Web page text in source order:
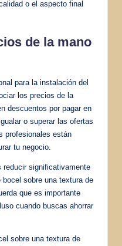
o el aspecto final
de la mano
para la instalación del
los precios de la
descuentos por pagar en
o superar las ofertas
profesionales están
tu negocio.
significativamente
sobre una textura de
que es importante
cuando buscas ahorrar
sobre una textura de